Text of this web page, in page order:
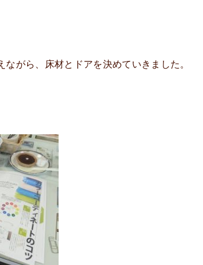
がら、床材とドアを決めていきました。